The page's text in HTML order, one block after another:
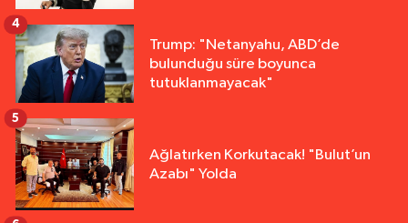
Trump: "Netanyahu, ABD’de
bulunduğu süre boyunca
tutuklanmayacak"
4
Ağlatırken Korkutacak! "Bulut’un
Azabı" Yolda
5